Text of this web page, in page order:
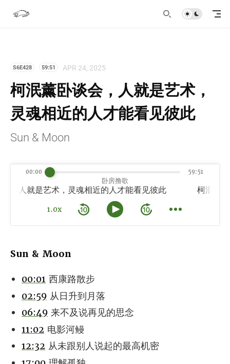
S6E428 59:51 APR 24, 2025
柯泯薰卧谈会，人就是艺术，
灵魂相近的人才能看见彼此
Sun & Moon
卧房撸歌
人就是艺术，灵魂相近的人才能看见彼此
1.0x
00:00 59:51
Sun & Moon
00:01 西康路散步
02:59 从日升到月落
06:49 来不及说再见的思念
11:02 电影河鳗
12:32 从未跟别人说起的最高机密